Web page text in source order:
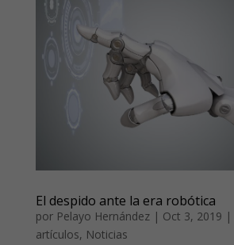
El despido ante la era robótica
por Pelayo Hernández| Oct 3, 2019 |
artículos, Noticias